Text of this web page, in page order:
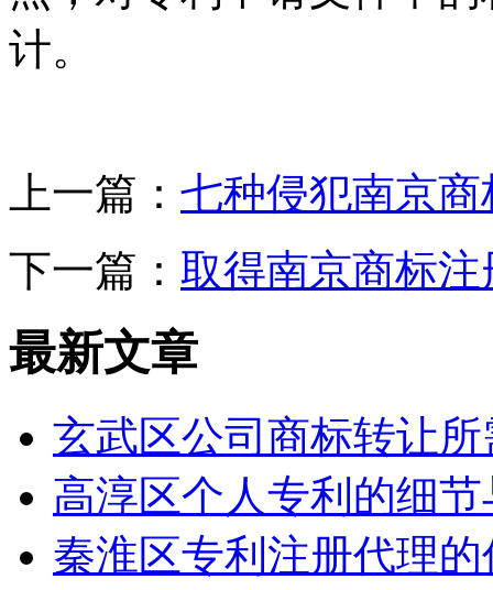
计。
上一篇： 七种侵犯南京
下一篇： 取得南京商标
最新文章
玄武区公司商标转让
高淳区个人专利的细
秦淮区专利注册代理的